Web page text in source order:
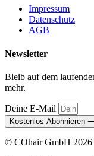
Impressum
Datenschutz
AGB
Newsletter
Bleib auf dem
mehr.
Deine E-Mail
Kostenlos Abonnieren
© COhair GmbH 2026